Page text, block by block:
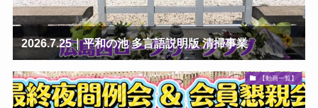
2026.7.25｜平和の池 多言語説明版 清掃事業
【動画一覧】